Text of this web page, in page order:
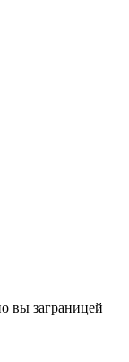
вы заграницей